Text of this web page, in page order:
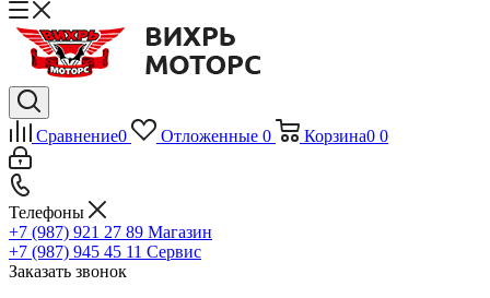
Сравнение0 Отложенные 0 Корзина0 0
Телефоны
+7 (987) 921 27 89 Магазин
+7 (987) 945 45 11 Сервис
Заказать звонок